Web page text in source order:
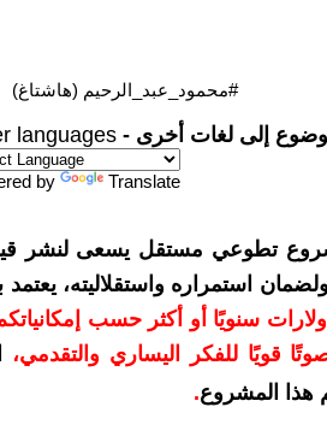
#محمود_عبد_الرحيم (هاشتاغ)
إلى لغات أخرى - languages
by Translate
تطوعي مستقل يسعى لنشر قيم
استمراره واستقلاليته،
بمبلغ 10 دولارات سنويًا أو أكثر حسب
قويًا للفكر اليساري والتقدمي،
هذا المشروع.